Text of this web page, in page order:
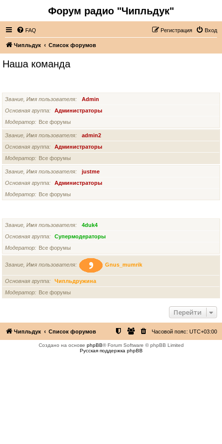
Форум радио "Чипльдук"
FAQ Вход
Регистрация
Чипльдук Список форумов
Наша команда
Звание, Имя пользователя
Admin
Основная группа
Администраторы
Модератор
Все форумы
Звание, Имя пользователя
admin2
Основная группа
Администраторы
Модератор
Все форумы
Звание, Имя пользователя
justme
Основная группа
Администраторы
Модератор
Все форумы
Звание, Имя пользователя
4duk4
Основная группа
Супермодераторы
Модератор
Все форумы
Звание, Имя пользователя Gnus_mumrik
Основная группа
Чипльдружина
Модератор
Все форумы
Перейти
Чипльдук Список форумов Часовой пояс: UTC+03:00
Создано на основе phpBB® Forum Software © phpBB Limited
Русская поддержка phpBB